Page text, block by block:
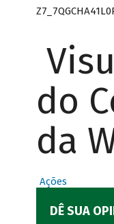
do
da
Ações
DÊ SUA